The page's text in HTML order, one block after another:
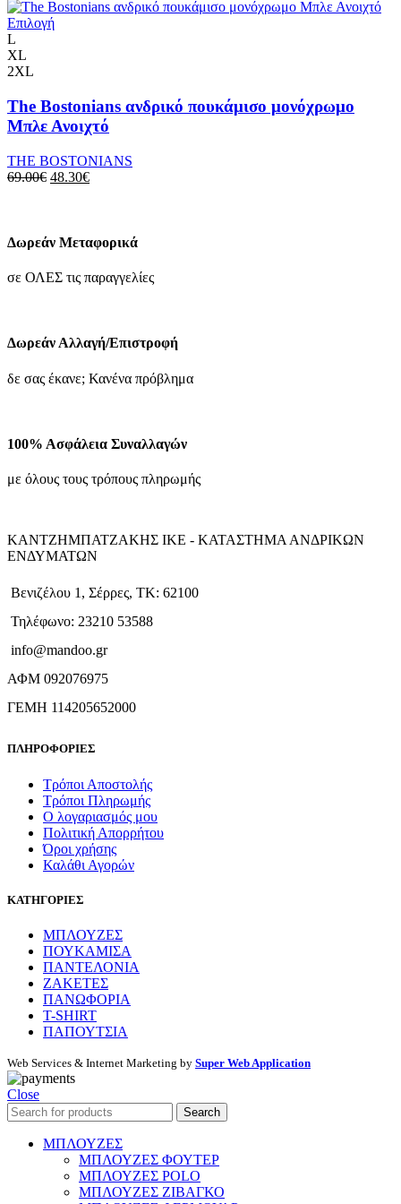
επιλεγούν
στη
75.00€.είναι:
ΕπιλογήΑυτό
παραλλαγές.
Οι
επιλογές
να
επιλεγούν
προϊόντος
L
XL
2XL
The Bostonians ανδρικό πουκάμισο μονόχρωμο
Μπλε Ανοιχτό
THE BOSTONIANS
69.00€ Original
48.30€Η
48.30€.
Δωρεάν Μεταφορικά
σε ΟΛΕΣ τις παραγγελίες
Δωρεάν Αλλαγή/Επιστροφή
δε σας έκανε; Κανένα πρόβλημα
100% Ασφάλεια Συναλλαγών
με όλους τους τρόπους πληρωμής
ΚΑΝΤΖΗΜΠΑΤΖΑΚΗΣ ΙΚΕ - ΚΑΤΑΣΤΗΜΑ ΑΝΔΡΙΚΩΝ
ΕΝΔΥΜΑΤΩΝ
Βενιζέλου 1, Σέρρες, ΤΚ: 62100
Τηλέφωνο: 23210 53588
info@mandoo.gr
ΑΦΜ 092076975
ΓΕΜΗ 114205652000
ΠΛΗΡΟΦΟΡΙΕΣ
Τρόποι Αποστολής
Τρόποι Πληρωμής
Ο λογαριασμός μου
Πολιτική Απορρήτου
Όροι χρήσης
Καλάθι Αγορών
ΚΑΤΗΓΟΡΙΕΣ
ΜΠΛΟΥΖΕΣ
ΠΟΥΚΑΜΙΣΑ
ΠΑΝΤΕΛΟΝΙΑ
ΖΑΚΕΤΕΣ
ΠΑΝΩΦΟΡΙΑ
T-SHIRT
ΠΑΠΟΥΤΣΙΑ
Web Services & Internet Marketing by Super Web Application
Close
Search
ΜΠΛΟΥΖΕΣ
ΜΠΛΟΥΖΕΣ ΦΟΥΤΕΡ
ΜΠΛΟΥΖΕΣ POLO
ΜΠΛΟΥΖΕΣ ΖΙΒΑΓΚΟ